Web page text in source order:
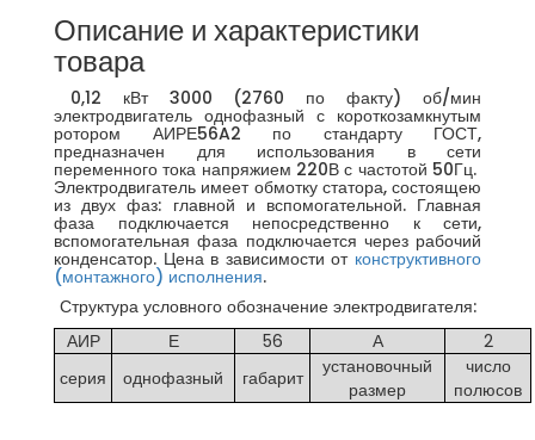
Описание и характеристики
товара
0,12 кВт 3000 (2760 по факту) об/мин
электродвигатель однофазный с короткозамкнутым
ротором АИРЕ56A2 по стандарту ГОСТ,
предназначен для использования в сети
переменного тока напряжием 220В с частотой 50Гц.
Электродвигатель имеет обмотку статора, состоящею
из двух фаз: главной и вспомогательной. Главная
фаза подключается непосредственно к сети,
вспомогательная фаза подключается через рабочий
конденсатор. Цена в зависимости от конструктивного
(монтажного) исполнения.
Структура условного обозначение электродвигателя:
АИР
Е 56 А
2
серия
однофазный габарит
установочный
размер
число
полюсов